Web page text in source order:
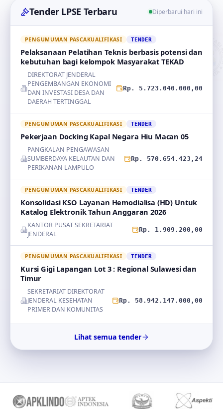
Tender LPSE Terbaru Diperbarui hari ini
PENGUMUMAN PASCAKUALIFIKASI TENDER
Pelaksanaan Pelatihan Teknis berbasis potensi dan
kebutuhan bagi kelompok Masyarakat TEKAD
DIREKTORAT JENDERAL
PENGEMBANGAN EKONOMI
DAN INVESTASI DESA DAN
DAERAH TERTINGGAL
Rp. 5.723.040.000,00
PENGUMUMAN PASCAKUALIFIKASI TENDER
Pekerjaan Docking Kapal Negara Hiu Macan 05
PANGKALAN PENGAWASAN
SUMBERDAYA KELAUTAN DAN
PERIKANAN LAMPULO
Rp. 570.654.423,24
PENGUMUMAN PASCAKUALIFIKASI TENDER
Konsolidasi KSO Layanan Hemodialisa (HD) Untuk
Katalog Elektronik Tahun Anggaran 2026
KANTOR PUSAT SEKRETARIAT
JENDERAL
Rp. 1.909.200,00
PENGUMUMAN PASCAKUALIFIKASI TENDER
Kursi Gigi Lapangan Lot 3 : Regional Sulawesi dan
Timur
SEKRETARIAT DIREKTORAT
JENDERAL KESEHATAN
PRIMER DAN KOMUNITAS
Rp. 58.942.147.000,00
Lihat semua tender